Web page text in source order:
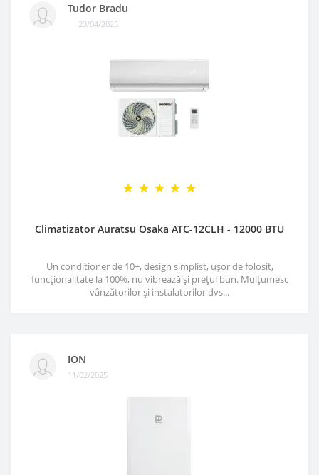
Tudor Bradu
23/04/2025
Climatizator Auratsu Osaka ATC-12CLH - 12000 BTU
Un conditioner de 10+, design simplist, ușor de folosit,
funcționalitate la 100%, nu vibrează și prețul bun. Mulțumesc
vânzătorilor și instalatorilor dvs...
ION
11/02/2025